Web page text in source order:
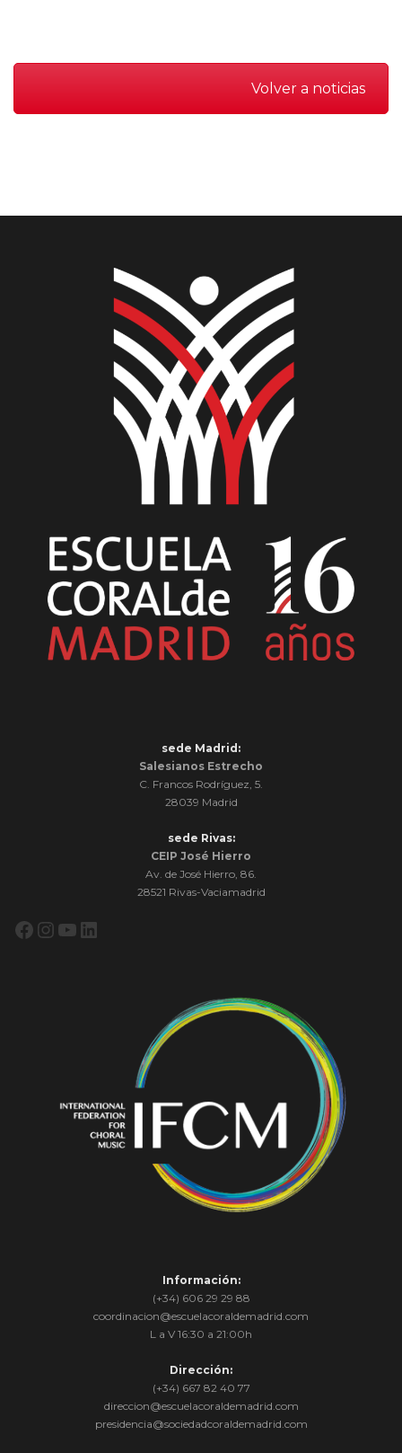
Volver a noticias
sede Madrid:
Salesianos Estrecho
C. Francos Rodríguez, 5.
28039 Madrid
sede Rivas:
CEIP José Hierro
Av. de José Hierro, 86.
28521 Rivas-Vaciamadrid
Facebook
Instagram
YouTube
LinkedIn
Información:
(+34) 606 29 29 88
coordinacion@escuelacoraldemadrid.com
L a V 16:30 a 21:00h
Dirección:
(+34) 667 82 40 77
direccion@escuelacoraldemadrid.com
presidencia@sociedadcoraldemadrid.com